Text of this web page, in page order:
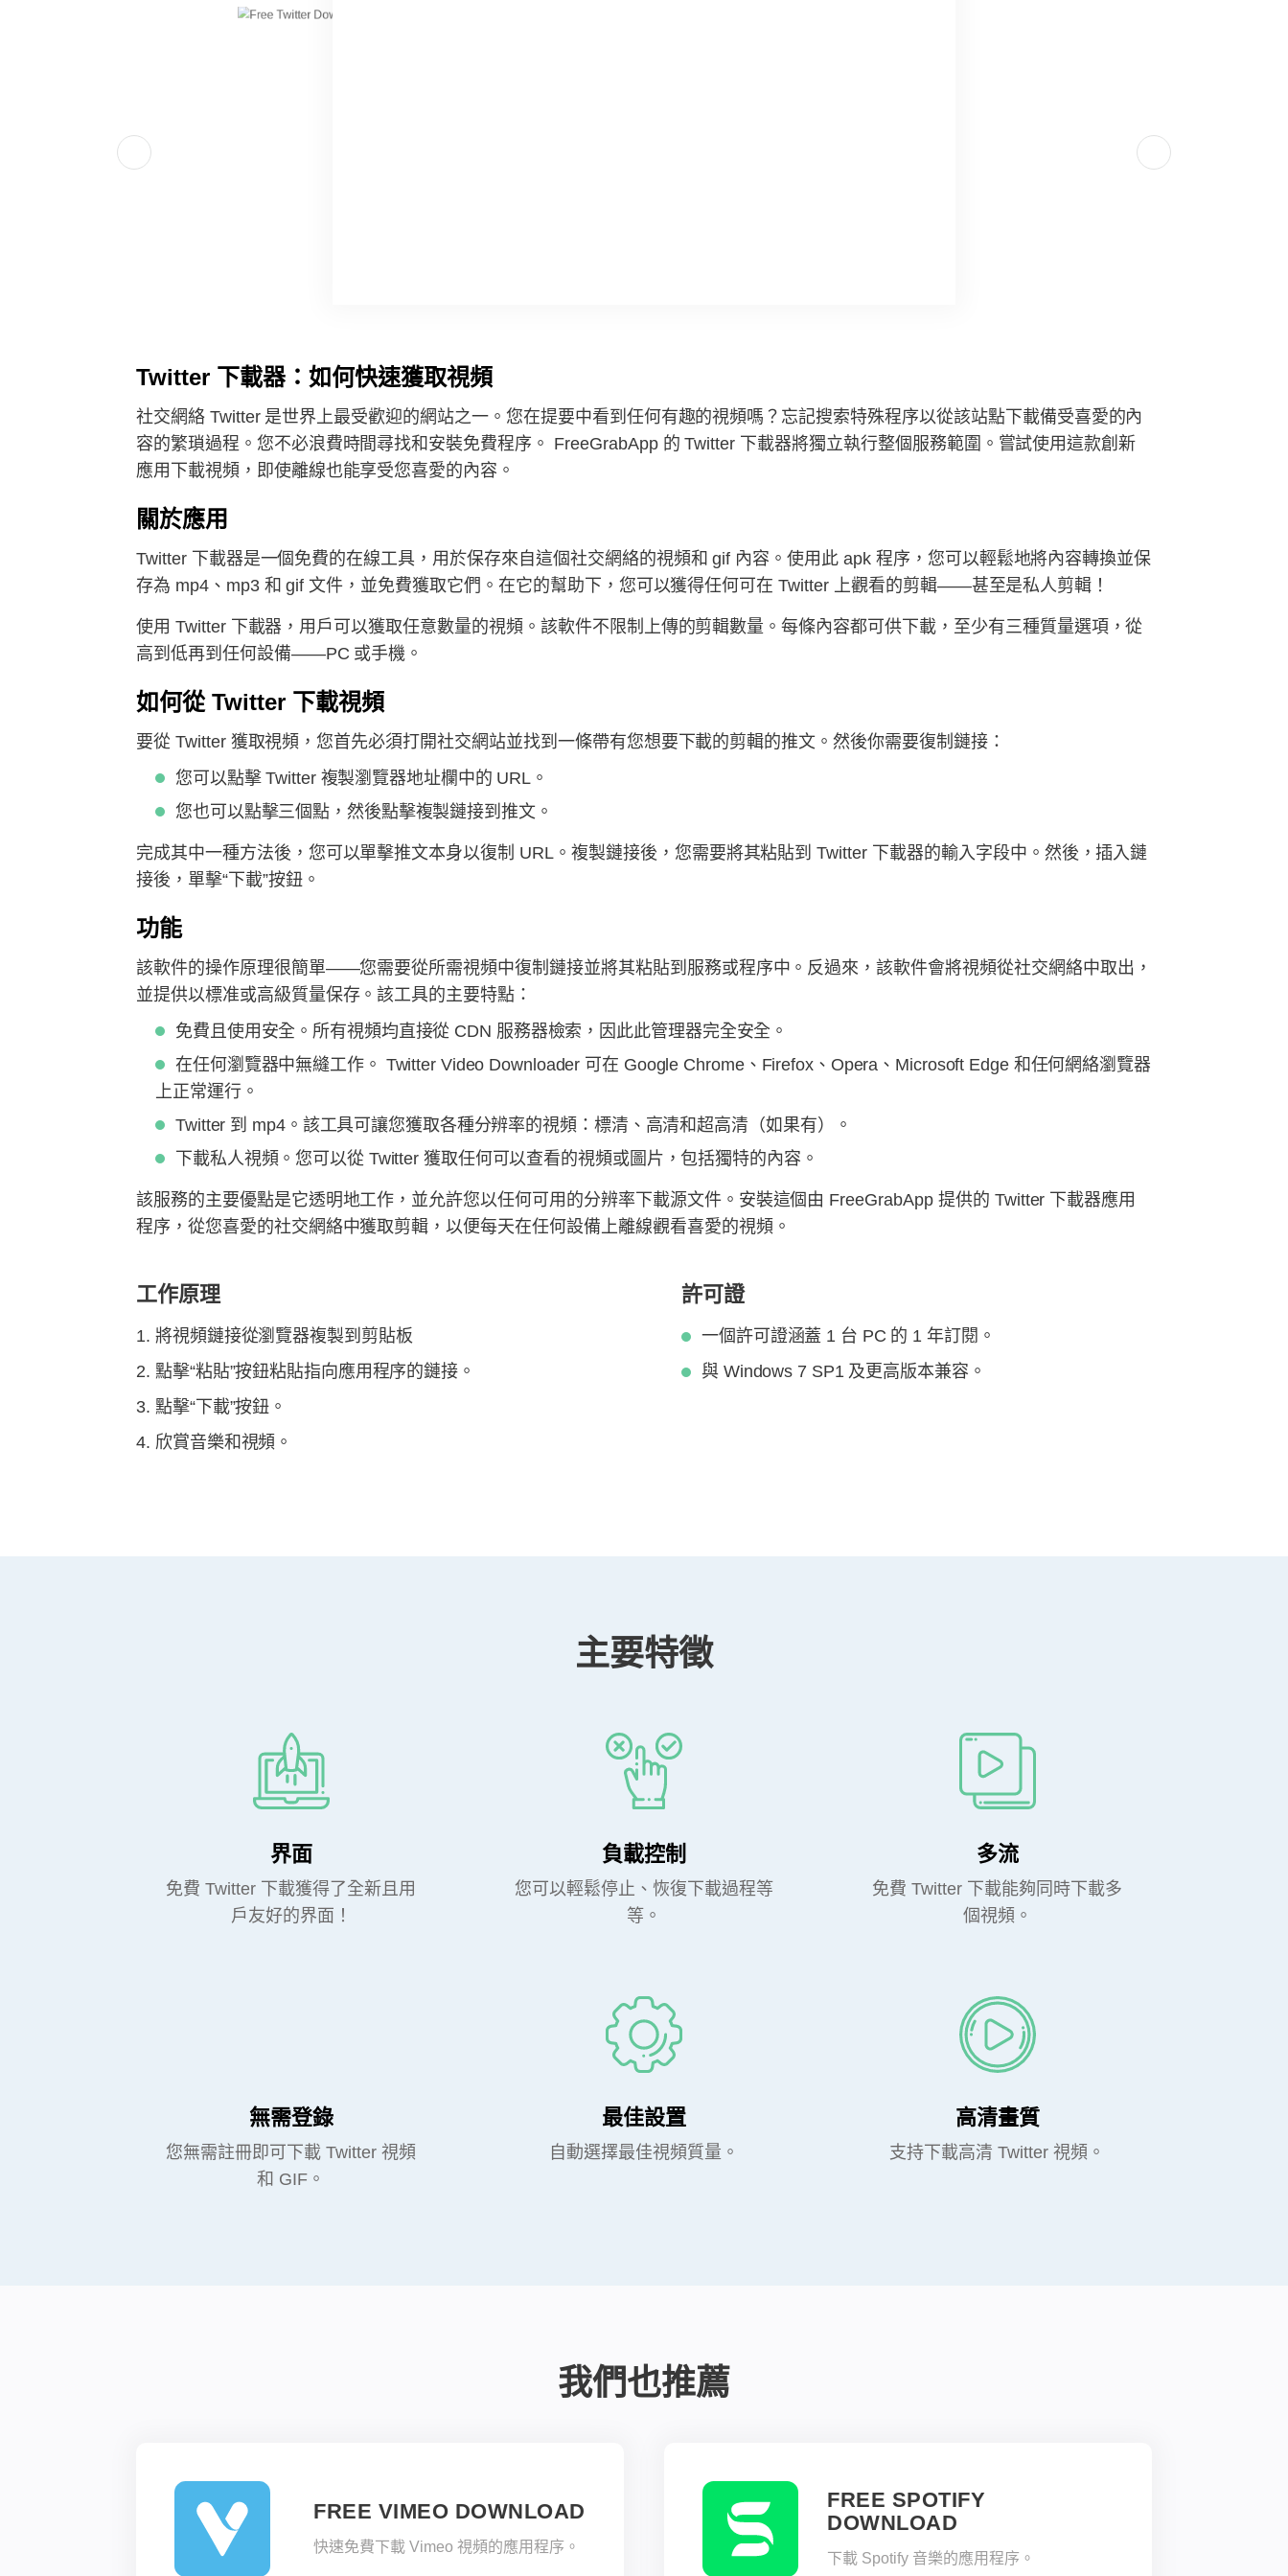
Twitter 下載器：如何快速獲取視頻
社交網絡 Twitter 是世界上最受歡迎的網站之一。您在提要中看到任何有趣的視頻嗎？忘記搜索特殊程序以從該站點下載備受喜愛的內
容的繁瑣過程。您不必浪費時間尋找和安裝免費程序。 FreeGrabApp 的 Twitter 下載器將獨立執行整個服務範圍。嘗試使用這款創新
應用下載視頻，即使離線也能享受您喜愛的內容。
關於應用
Twitter 下載器是一個免費的在線工具，用於保存來自這個社交網絡的視頻和 gif 內容。使用此 apk 程序，您可以輕鬆地將內容轉換並保
存為 mp4、mp3 和 gif 文件，並免費獲取它們。在它的幫助下，您可以獲得任何可在 Twitter 上觀看的剪輯——甚至是私人剪輯！
使用 Twitter 下載器，用戶可以獲取任意數量的視頻。該軟件不限制上傳的剪輯數量。每條內容都可供下載，至少有三種質量選項，從
高到低再到任何設備——PC 或手機。
如何從 Twitter 下載視頻
要從 Twitter 獲取視頻，您首先必須打開社交網站並找到一條帶有您想要下載的剪輯的推文。然後你需要復制鏈接：
您可以點擊 Twitter 複製瀏覽器地址欄中的 URL。
您也可以點擊三個點，然後點擊複製鏈接到推文。
完成其中一種方法後，您可以單擊推文本身以復制 URL。複製鏈接後，您需要將其粘貼到 Twitter 下載器的輸入字段中。然後，插入鏈
接後，單擊“下載”按鈕。
功能
該軟件的操作原理很簡單——您需要從所需視頻中復制鏈接並將其粘貼到服務或程序中。反過來，該軟件會將視頻從社交網絡中取出，
並提供以標准或高級質量保存。該工具的主要特點：
免費且使用安全。所有視頻均直接從 CDN 服務器檢索，因此此管理器完全安全。
在任何瀏覽器中無縫工作。 Twitter Video Downloader 可在 Google Chrome、Firefox、Opera、Microsoft Edge 和任何網絡瀏覽器
上正常運行。
Twitter 到 mp4。該工具可讓您獲取各種分辨率的視頻：標清、高清和超高清（如果有）。
下載私人視頻。您可以從 Twitter 獲取任何可以查看的視頻或圖片，包括獨特的內容。
該服務的主要優點是它透明地工作，並允許您以任何可用的分辨率下載源文件。安裝這個由 FreeGrabApp 提供的 Twitter 下載器應用
程序，從您喜愛的社交網絡中獲取剪輯，以便每天在任何設備上離線觀看喜愛的視頻。
工作原理
將視頻鏈接從瀏覽器複製到剪貼板
點擊“粘貼”按鈕粘貼指向應用程序的鏈接。
點擊“下載”按鈕。
欣賞音樂和視頻。
許可證
一個許可證涵蓋 1 台 PC 的 1 年訂閱。
與 Windows 7 SP1 及更高版本兼容。
主要特徵
界面
免費 Twitter 下載獲得了全新且用
戶友好的界面！
負載控制
您可以輕鬆停止、恢復下載過程等
等。
多流
免費 Twitter 下載能夠同時下載多
個視頻。
無需登錄
您無需註冊即可下載 Twitter 視頻
和 GIF。
最佳設置
自動選擇最佳視頻質量。
高清畫質
支持下載高清 Twitter 視頻。
我們也推薦
FREE VIMEO DOWNLOAD
快速免費下載 Vimeo 視頻的應用程序。
FREE SPOTIFY
DOWNLOAD
下載 Spotify 音樂的應用程序。